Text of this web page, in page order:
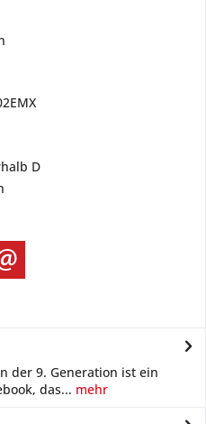
D
der 9. Generation ist ein
das... mehr